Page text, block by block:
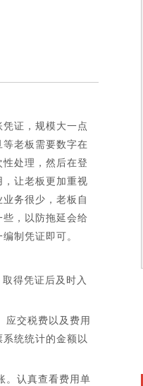
证，规模大一点
老板需要数字在
处理，然后在登
让老板更加重视
务很少，老板自
，以防拖延会给
制凭证即可。
得凭证后及时入
应交税费以及费用
统统计的金额以
。认真查看费用单